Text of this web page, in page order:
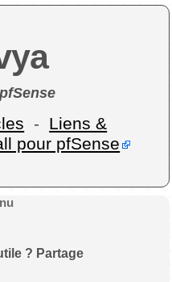
- Liens &
pour pfSense
? Partage